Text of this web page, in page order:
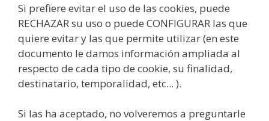
Si prefiere evitar el uso de las cookies, puede
RECHAZAR su uso o puede CONFIGURAR las que
quiere evitar y las que permite utilizar (en este
documento le damos información ampliada al
respecto de cada tipo de cookie, su finalidad,
destinatario, temporalidad, etc... ).
Si las ha aceptado, no volveremos a preguntarle